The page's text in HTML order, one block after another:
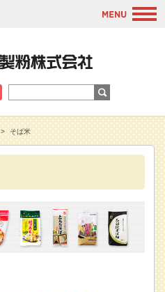
> そば米